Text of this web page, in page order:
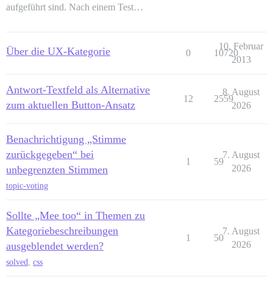
aufgeführt sind. Nach einem Test…
Über die UX-Kategorie 0 10720
10. Februar
2013
Antwort-Textfeld als Alternative
zum aktuellen Button-Ansatz
12 2559
8. August
2026
Benachrichtigung „Stimme
zurückgegeben“ bei
unbegrenzten Stimmen
topic-voting
1 59
7. August
2026
Sollte „Mee too“ in Themen zu
Kategoriebeschreibungen
ausgeblendet werden?
solved, css
1 50
7. August
2026